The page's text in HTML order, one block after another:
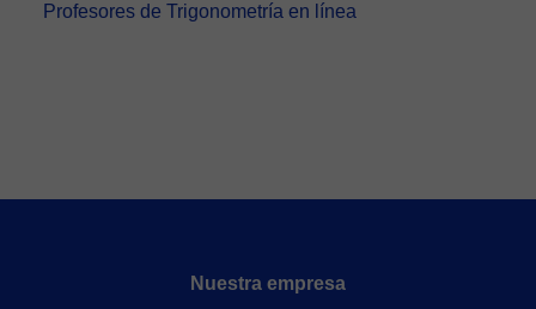
Profesores de Trigonometría en línea
Nuestra empresa